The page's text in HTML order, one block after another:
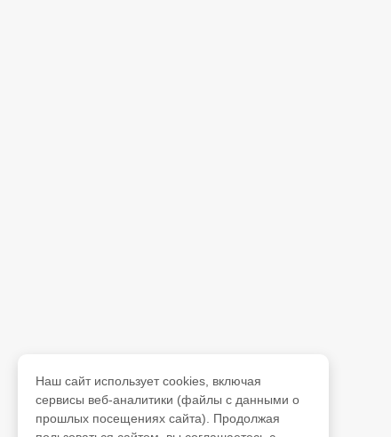
Наш сайт использует cookies, включая
сервисы веб-аналитики (файлы с данными о
прошлых посещениях сайта). Продолжая